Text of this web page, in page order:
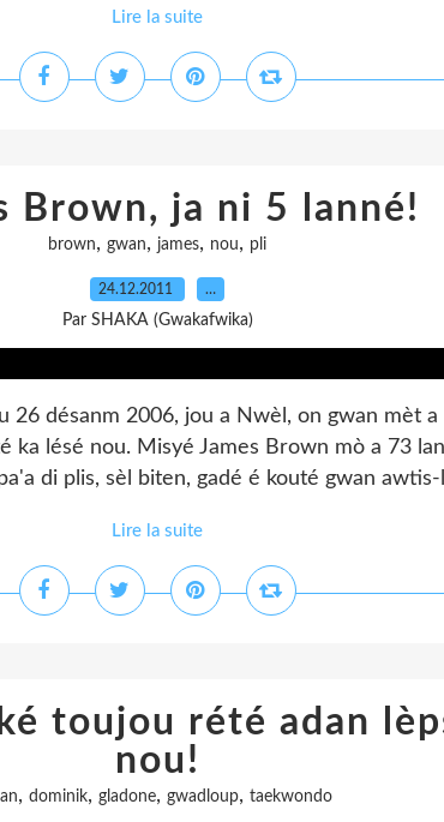
Lire la suite
Brown, ja ni 5 lanné!
brown, gwan, james, nou, pli
24.12.2011 …
Par SHAKA (Gwakafwika)
26 désanm 2006, jou a Nwèl, on gwan mèt a
ka lésé nou. Misyé James Brown mò a 73
di plis, sèl biten, gadé é kouté gwan awtis-
Lire la suite
toujou rété adan
nou!
, dominik, gladone, gwadloup, taekwondo